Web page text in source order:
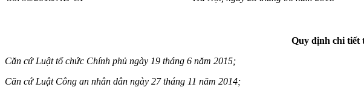
Quy định chi tiết
Căn cứ Luật tổchức Chính phủ ngày 19 tháng 6 năm 2015;
Căn cứ Luật Công an nhân dân ngày 27 tháng 11 năm 2014;